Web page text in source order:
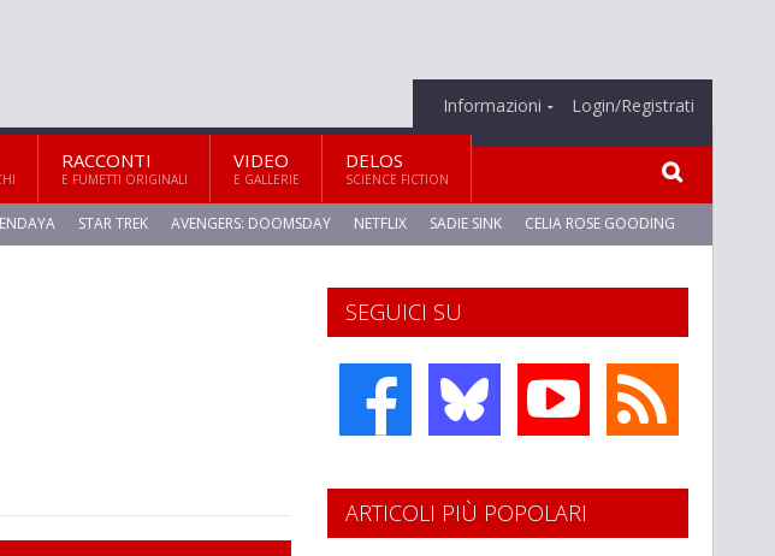
Informazioni Login/Registrati
RACCONTI
E FUMETTI ORIGINALI
VIDEO
E GALLERIE
DELOS
SCIENCE FICTION
STAR TREK AVENGERS: DOOMSDAY NETFLIX SADIE SINK CELIA ROSE GOODING
SEGUICI SU
ARTICOLI PIÙ POPOLARI